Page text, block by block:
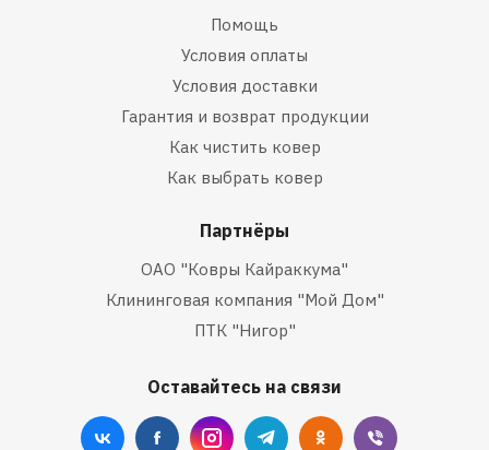
Помощь
Условия оплаты
Условия доставки
Гарантия и возврат продукции
Как чистить ковер
Как выбрать ковер
Партнёры
ОАО "Ковры Кайраккума"
Клининговая компания "Мой Дом"
ПТК "Нигор"
Оставайтесь на связи